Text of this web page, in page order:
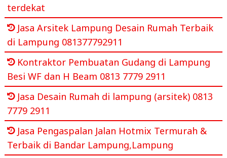
terdekat
Jasa Arsitek Lampung Desain Rumah Terbaik
di Lampung 081377792911
Kontraktor Pembuatan Gudang di Lampung
Besi WF dan H Beam 0813 7779 2911
Jasa Desain Rumah di lampung (arsitek) 0813
7779 2911
Jasa Pengaspalan Jalan Hotmix Termurah &
Terbaik di Bandar Lampung,Lampung